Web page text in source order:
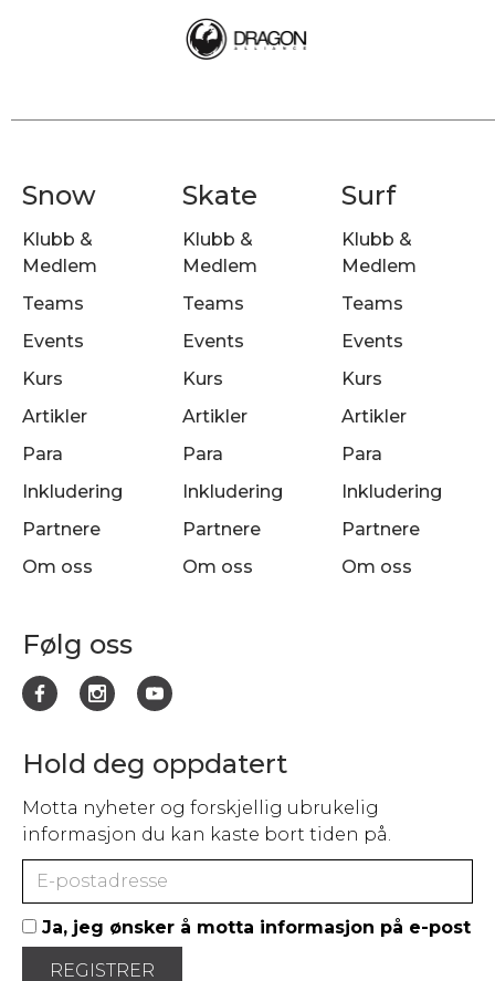
Snow
Klubb &
Medlem
Teams
Events
Kurs
Artikler
Para
Inkludering
Partnere
Om oss
Skate
Klubb &
Medlem
Teams
Events
Kurs
Artikler
Para
Inkludering
Partnere
Om oss
Surf
Klubb &
Medlem
Teams
Events
Kurs
Artikler
Para
Inkludering
Partnere
Om oss
Følg oss
Hold deg oppdatert
Motta nyheter og forskjellig ubrukelig
informasjon du kan kaste bort tiden på.
Ja, jeg ønsker å motta informasjon på e-post